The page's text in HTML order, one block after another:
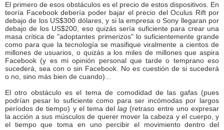
El primero de esos obstáculos es el precio de estos dispositivos. En
teoría Facebook debería poder bajar el precio del Oculus Rift por
debajo de los US$300 dólares, y si la empresa o Sony llegaran por
debajo de los US$200, eso quizás sería suficiente para crear una
masa crítica de "adoptantes primerizos" lo suficientemente grande
como para que la tecnología se masifique viralmente a cientos de
millones de usuarios, o quizás a los miles de millones que aspira
Facebook (y es mi opinión personal que tarde o temprano eso
sucederá, sea con o sin Facebook. No es cuestión de si sucederá
o no, sino más bien de cuando)...
El otro obstáculo es el tema de comodidad de las gafas (pues
podrían pesar lo suficiente como para ser incómodas por largos
períodos de tiempo) y el tema dellag (retraso entre uno expresar
la acción a sus músculos de querer mover la cabeza y el cuerpo, y
el tiempo que toma en uno percibir el movimiento dentro del